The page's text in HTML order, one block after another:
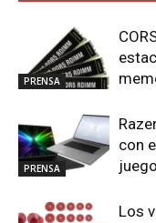
PRENSA
PRENSA
con
Los